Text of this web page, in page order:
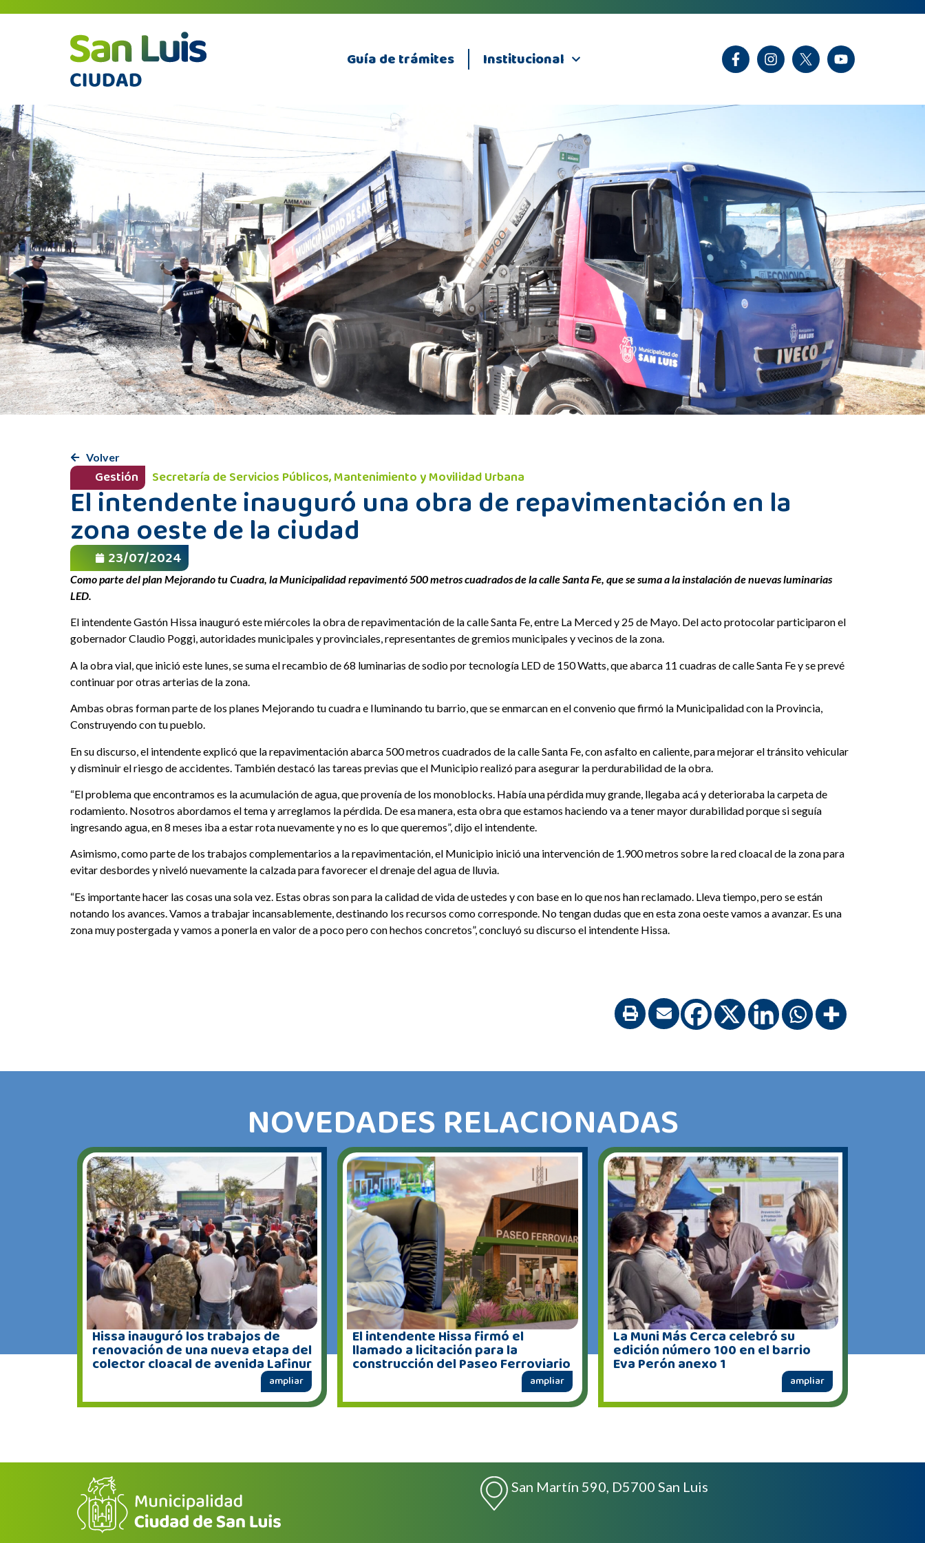
Guía de trámites Institucional
Volver
Gestión Secretaría de Servicios Públicos, Mantenimiento y Movilidad Urbana
El intendente inauguró una obra de repavimentación en la
zona oeste de la ciudad
23/07/2024
Como parte del plan Mejorando tu Cuadra, la Municipalidad repavimentó 500 metros cuadrados de la calle Santa Fe, que se suma a la instalación de nuevas luminarias
LED.
El intendente Gastón Hissa inauguró este miércoles la obra de repavimentación de la calle Santa Fe, entre La Merced y 25 de Mayo. Del acto protocolar participaron el
gobernador Claudio Poggi, autoridades municipales y provinciales, representantes de gremios municipales y vecinos de la zona.
A la obra vial, que inició este lunes, se suma el recambio de 68 luminarias de sodio por tecnología LED de 150 Watts, que abarca 11 cuadras de calle Santa Fe y se prevé
continuar por otras arterias de la zona.
Ambas obras forman parte de los planes Mejorando tu cuadra e Iluminando tu barrio, que se enmarcan en el convenio que firmó la Municipalidad con la Provincia,
Construyendo con tu pueblo.
En su discurso, el intendente explicó que la repavimentación abarca 500 metros cuadrados de la calle Santa Fe, con asfalto en caliente, para mejorar el tránsito vehicular
y disminuir el riesgo de accidentes. También destacó las tareas previas que el Municipio realizó para asegurar la perdurabilidad de la obra.
“El problema que encontramos es la acumulación de agua, que provenía de los monoblocks. Había una pérdida muy grande, llegaba acá y deterioraba la carpeta de
rodamiento. Nosotros abordamos el tema y arreglamos la pérdida. De esa manera, esta obra que estamos haciendo va a tener mayor durabilidad porque si seguía
ingresando agua, en 8 meses iba a estar rota nuevamente y no es lo que queremos”, dijo el intendente.
Asimismo, como parte de los trabajos complementarios a la repavimentación, el Municipio inició una intervención de 1.900 metros sobre la red cloacal de la zona para
evitar desbordes y niveló nuevamente la calzada para favorecer el drenaje del agua de lluvia.
“Es importante hacer las cosas una sola vez. Estas obras son para la calidad de vida de ustedes y con base en lo que nos han reclamado. Lleva tiempo, pero se están
notando los avances. Vamos a trabajar incansablemente, destinando los recursos como corresponde. No tengan dudas que en esta zona oeste vamos a avanzar. Es una
zona muy postergada y vamos a ponerla en valor de a poco pero con hechos concretos”, concluyó su discurso el intendente Hissa.
NOVEDADES RELACIONADAS
Hissa inauguró los trabajos de
renovación de una nueva etapa del
colector cloacal de avenida Lafinur
ampliar
El intendente Hissa firmó el
llamado a licitación para la
construcción del Paseo Ferroviario
ampliar
La Muni Más Cerca celebró su
edición número 100 en el barrio
Eva Perón anexo 1
ampliar
San Martín 590, D5700 San Luis